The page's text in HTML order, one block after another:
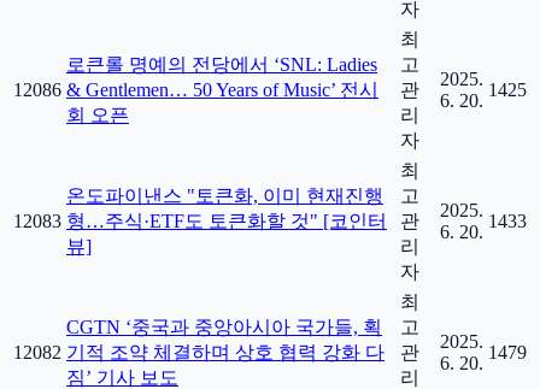
자
12086
로큰롤 명예의 전당에서 ‘SNL: Ladies
& Gentlemen… 50 Years of Music’ 전시
회 오픈
최
고
관
리
자
2025.
6. 20.
1425
12083
온도파이낸스 "토큰화, 이미 현재진행
형…주식·ETF도 토큰화할 것" [코인터
뷰]
최
고
관
리
자
2025.
6. 20.
1433
12082
CGTN ‘중국과 중앙아시아 국가들, 획
기적 조약 체결하며 상호 협력 강화 다
짐’ 기사 보도
최
고
관
리
2025.
6. 20.
1479